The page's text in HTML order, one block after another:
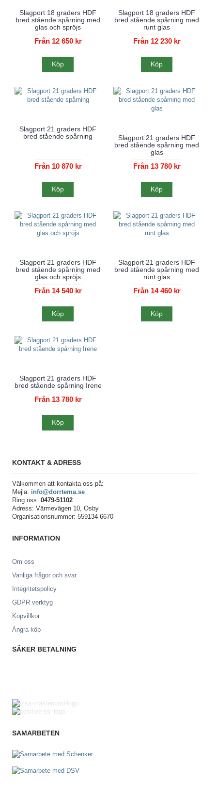
Slagport 18 graders HDF
bred stående spårning med
glas och spröjs
Från 12 650 kr
Köp
Slagport 18 graders HDF
bred stående spårning med
runt glas
Från 12 230 kr
Köp
Slagport 21 graders HDF
bred stående spårning
Från 10 870 kr
Köp
Slagport 21 graders HDF
bred stående spårning med
glas
Från 13 780 kr
Köp
Slagport 21 graders HDF
bred stående spårning med
glas och spröjs
Från 14 540 kr
Köp
Slagport 21 graders HDF
bred stående spårning med
runt glas
Från 14 460 kr
Köp
Slagport 21 graders HDF
bred stående spårning Irene
Från 13 780 kr
Köp
KONTAKT & ADRESS
Välkommen att kontakta oss på:
Mejla: info@dorrtema.se
Ring oss: 0479-51102
Adress: Värmevägen 10, Osby
Organisationsnummer: 559134-6670
INFORMATION
Om oss
Vanliga frågor och svar
Integritetspolicy
GDPR verktyg
Köpvillkor
Ångra köp
SÄKER BETALNING
SAMARBETEN